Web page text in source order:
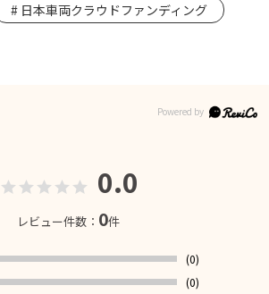
0.0
レビュー件数： 0件
(0)
(0)
日本車両クラウドファンディング